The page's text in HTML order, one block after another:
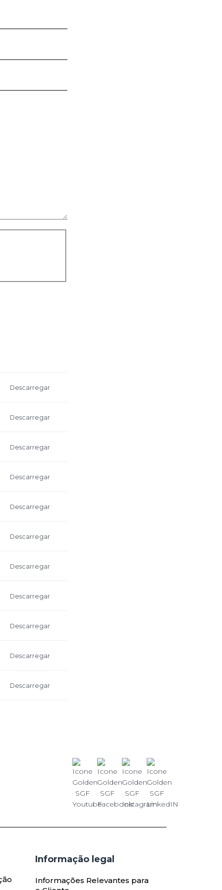
Descarregar
Descarregar
Descarregar
Descarregar
Descarregar
Descarregar
Descarregar
Descarregar
Descarregar
Descarregar
Descarregar
Informação legal
Informações Relevantes para